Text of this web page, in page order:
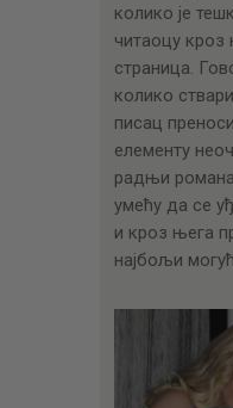
колико је
читаоцу кроз
страница.
колико
писац
елементу
радњи романа
умећу да се
и кроз њега
најбољи